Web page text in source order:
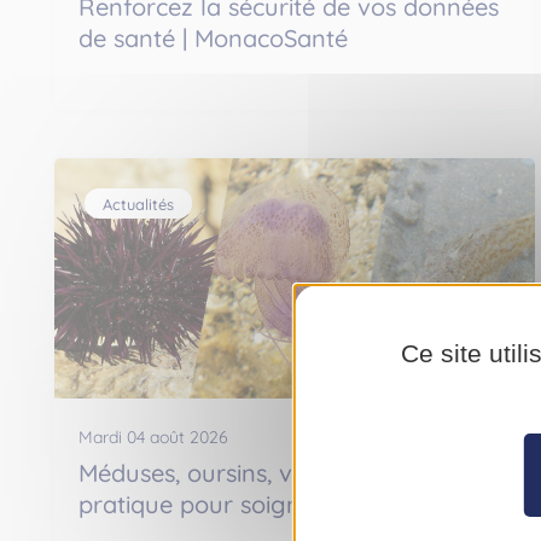
Renforcez la sécurité de vos données
de santé | MonacoSanté
Actualités
Mardi 04 août 2026
Méduses, oursins, vives : petit guide
pratique pour soigner les blessures
Ce site